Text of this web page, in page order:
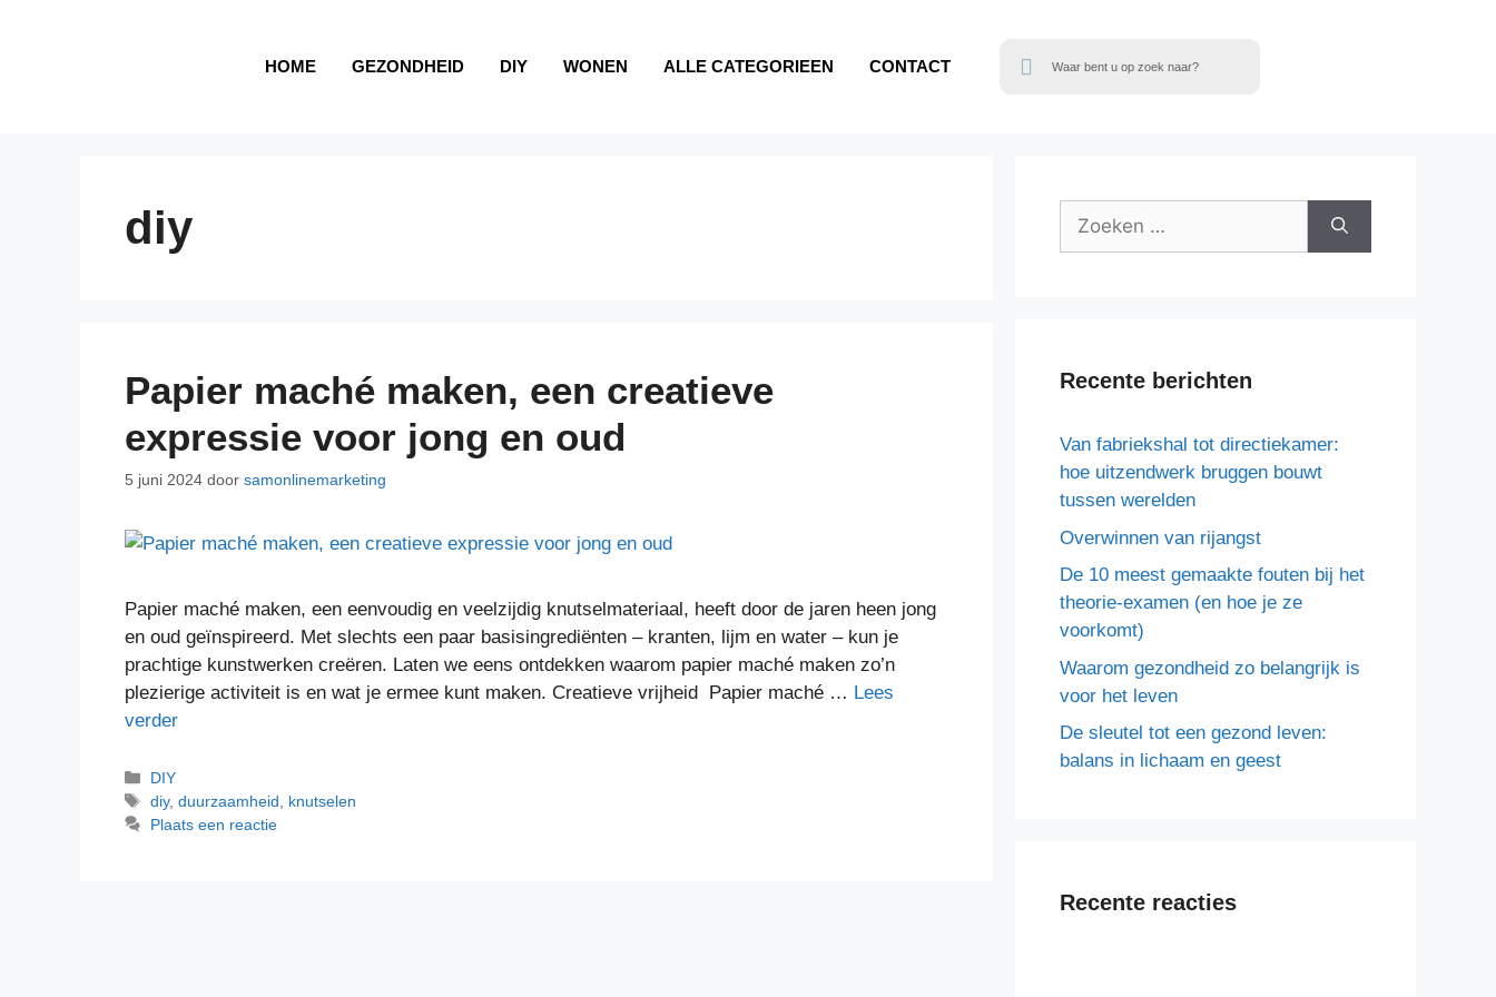
HOME GEZONDHEID DIY WONEN ALLE CATEGORIEEN CONTACT
diy
Papier maché maken, een creatieve
expressie voor jong en oud
5 juni 2024 door samonlinemarketing
Papier maché maken, een eenvoudig en veelzijdig knutselmateriaal, heeft door de jaren heen jong
en oud geïnspireerd. Met slechts een paar basisingrediënten – kranten, lijm en water – kun je
prachtige kunstwerken creëren. Laten we eens ontdekken waarom papier maché maken zo’n
plezierige activiteit is en wat je ermee kunt maken. Creatieve vrijheid Papier maché … Lees
verder
DIY
diy,duurzaamheid
knutselen
Plaats een reactie
Recente berichten
Van fabriekshal tot directiekamer:
hoe uitzendwerk bruggen bouwt
tussen werelden
Overwinnen van rijangst
De 10 meest gemaakte fouten bij het
theorie-examen (en hoe je ze
voorkomt)
Waarom gezondheid zo belangrijk is
voor het leven
De sleutel tot een gezond leven:
balans in lichaam en geest
Recente reacties